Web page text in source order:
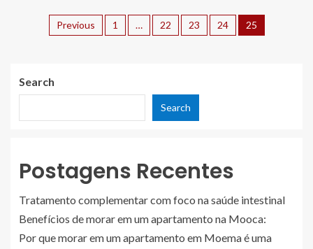
Previous 1 … 22 23 24 25
Search
Search
Postagens Recentes
Tratamento complementar com foco na saúde intestinal
Benefícios de morar em um apartamento na Mooca:
Por que morar em um apartamento em Moema é uma